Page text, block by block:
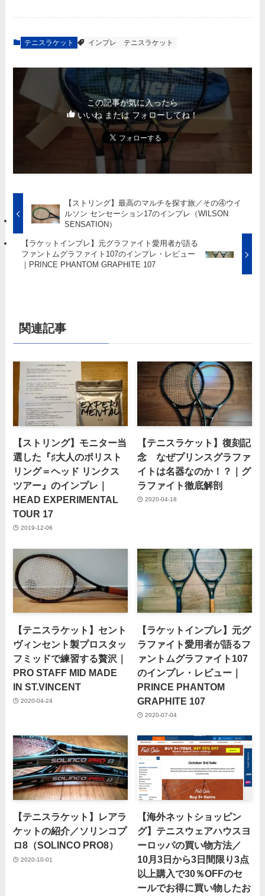
テニスラケット インプレ テニスラケット
この記事が気に入ったら
いいね または フォローしてね！
【ストリング】最高のマルチを探す旅／その④ウイ
ルソン センセーション17のインプレ（WILSON
SENSATION）
【ラケットインプレ】元グラファイト愛用者が語る
ファントムグラファイト107のインプレ・レビュー
｜PRINCE PHANTOM GRAPHITE 107
関連記事
【ストリング】モニター当
選した『♯大人のポリスト
リング＝ヘッド リンクス
ツアー』のインプレ｜
HEAD EXPERIMENTAL
TOUR 17
2019-12-06
【テニスラケット】復刻記
念 なぜプリンスグラファ
イトは名器なのか！？｜グ
ラファイト徹底解剖
2020-04-18
【テニスラケット】セント
ヴィンセント製プロスタッ
フミッドで練習する贅沢｜
PRO STAFF MID MADE
IN ST.VINCENT
2020-04-24
【ラケットインプレ】元グ
ラファイト愛用者が語るフ
ァントムグラファイト107
のインプレ・レビュー｜
PRINCE PHANTOM
GRAPHITE 107
2020-07-04
【テニスラケット】レアラ
ケットの紹介／ソリンコプ
ロ8（SOLINCO PRO8）
2020-10-01
【海外ネットショッピン
グ】テニスウェアハウスヨ
ーロッパの買い物方法／
10月3日から3日間限り3点
以上購入で30％OFFのセ
ールでお得に買い物したお